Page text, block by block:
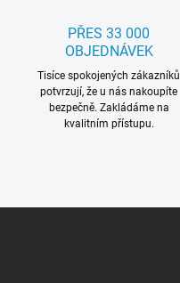
PŘES 33 000
OBJEDNÁVEK
Tisíce spokojených zákazníků
potvrzují, že u nás nakoupíte
bezpečně. Zakládáme na
kvalitním přístupu.